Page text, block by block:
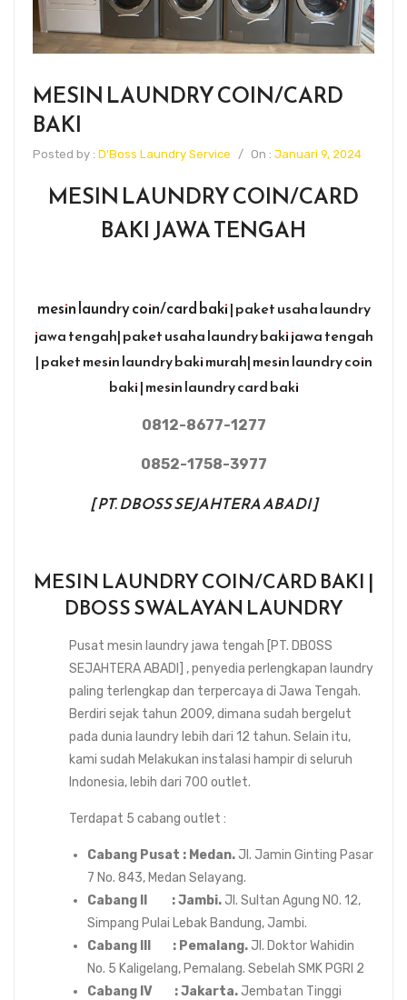
MESIN LAUNDRY COIN/CARD
BAKI
Posted by : D'Boss Laundry Service / On : Januari 9, 2024
MESIN LAUNDRY COIN/CARD
BAKI JAWA TENGAH
mesin laundry coin/card baki| paket usaha laundry
jawa tengah| paket usaha laundry baki jawa tengah
| paket mesin laundry baki murah| mesin laundry coin
baki | mesin laundry card baki
0812-8677-1277
0852-1758-3977
[ PT. DBOSS SEJAHTERA ABADI ]
MESIN LAUNDRY COIN/CARD BAKI |
DBOSS SWALAYAN LAUNDRY
Pusat mesin laundry jawa tengah [PT. DBOSS
SEJAHTERA ABADI] , penyedia perlengkapan laundry
paling terlengkap dan terpercaya di Jawa Tengah.
Berdiri sejak tahun 2009, dimana sudah bergelut
pada dunia laundry lebih dari 12 tahun. Selain itu,
kami sudah Melakukan instalasi hampir di seluruh
Indonesia, lebih dari 700 outlet.
Terdapat 5 cabang outlet :
Cabang Pusat : Medan. Jl. Jamin Ginting Pasar
7 No. 843, Medan Selayang.
Cabang II : Jambi. Jl. Sultan Agung N0. 12,
Simpang Pulai Lebak Bandung, Jambi.
Cabang III : Pemalang. Jl. Doktor Wahidin
No. 5 Kaligelang, Pemalang. Sebelah SMK PGRI 2
Cabang IV : Jakarta. Jembatan Tinggi